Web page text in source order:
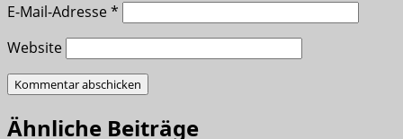
E-Mail-Adresse*
Website
Ähnliche Beiträge